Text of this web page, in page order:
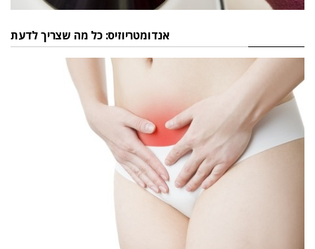
אנדומטריוזיס: כל מה שצריך לדעת